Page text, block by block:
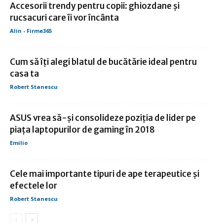
Accesorii trendy pentru copii: ghiozdane și
rucsacuri care îi vor încânta
Alin - Firme365
Cum să îți alegi blatul de bucătărie ideal pentru
casa ta
Robert Stanescu
ASUS vrea să-și consolideze poziția de lider pe
piața laptopurilor de gaming în 2018
Emilio
Cele mai importante tipuri de ape terapeutice și
efectele lor
Robert Stanescu